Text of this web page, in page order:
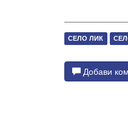
СЕЛО ЛИК
Добави